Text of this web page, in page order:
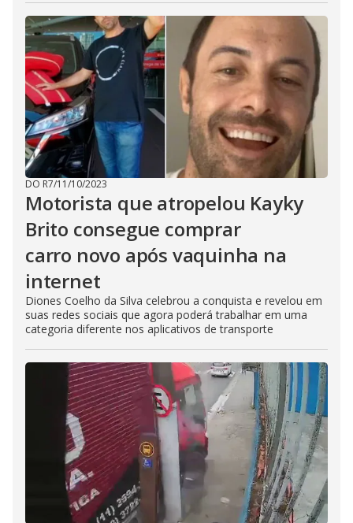
DO R7/11/10/2023
Motorista que atropelou Kayky
Brito consegue comprar
carro novo após vaquinha na
internet
Diones Coelho da Silva celebrou a conquista e revelou em
suas redes sociais que agora poderá trabalhar em uma
categoria diferente nos aplicativos de transporte